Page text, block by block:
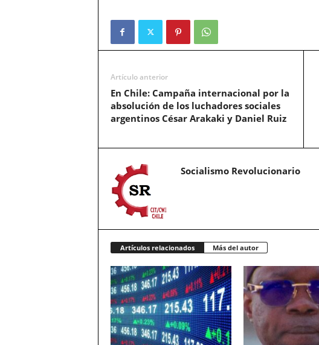
Artículo anterior
En Chile: Campaña internacional por la
absolución de los luchadores sociales
argentinos César Arakaki y Daniel Ruiz
Socialismo Revolucionario
Artículos relacionados Más del autor